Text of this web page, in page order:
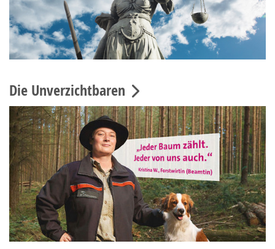
Die Unverzichtbaren